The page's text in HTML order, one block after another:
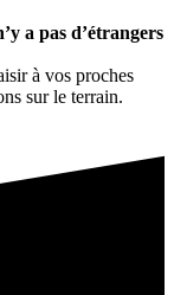
a pas d’étrangers
à vos proches
sur le terrain.